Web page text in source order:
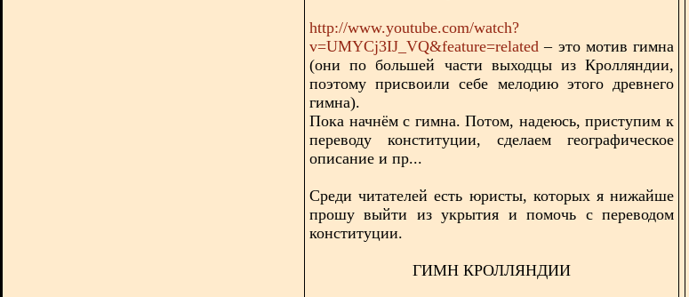
http://www.youtube.com/watch?
v=UMYCj3IJ_VQ&feature=related – это мотив гимна
(они по большей части выходцы из Кролляндии,
поэтому присвоили себе мелодию этого древнего
гимна).
Пока начнём с гимна. Потом, надеюсь, приступим к
переводу конституции, сделаем географическое
описание и пр...
Среди читателей есть юристы, которых я нижайше
прошу выйти из укрытия и помочь с переводом
конституции.
ГИМН КРОЛЛЯНДИИ